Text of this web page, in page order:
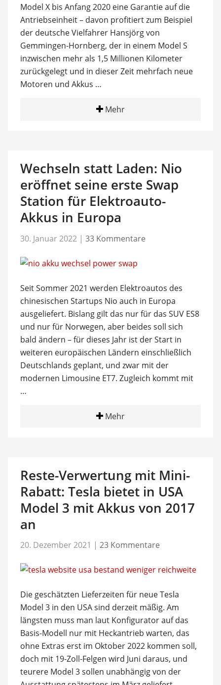
Model X bis Anfang 2020 eine Garantie auf die
Antriebseinheit – davon profitiert zum Beispiel
der deutsche Vielfahrer Hansjörg von
Gemmingen-Hornberg, der in einem Model S
inzwischen mehr als 1,5 Millionen Kilometer
zurückgelegt und in dieser Zeit mehrfach neue
Motoren und Akkus …
Mehr
Wechseln statt Laden: Nio
eröffnet seine erste Swap
Station für Elektroauto-
Akkus in Europa
30. Januar 2022 | 33 Kommentare
Seit Sommer 2021 werden Elektroautos des
chinesischen Startups Nio auch in Europa
ausgeliefert. Bislang gilt das nur für das SUV ES8
und nur für Norwegen, aber beides soll sich
bald ändern – für dieses Jahr ist der Start in
weiteren europäischen Ländern einschließlich
Deutschlands geplant, und zwar mit der
modernen Limousine ET7. Zugleich kommt mit
…
Mehr
Reste-Verwertung mit Mini-
Rabatt: Tesla bietet in USA
Model 3 mit Akkus von 2017
an
20. Dezember 2021 | 23 Kommentare
Die geschätzten Lieferzeiten für neue Tesla
Model 3 in den USA sind derzeit mäßig. Am
längsten muss man laut Konfigurator auf das
Basis-Modell nur mit Heckantrieb warten, das
ohne Extras erst im Oktober 2022 kommen soll,
doch mit 19-Zoll-Felgen wird Juni daraus, und
teurere Model 3 sollen unabhängig von der